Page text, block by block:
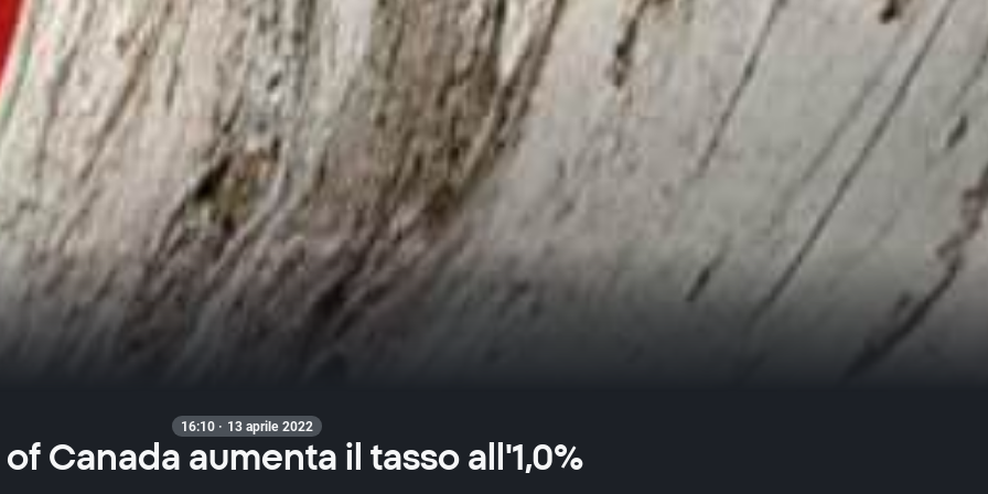
16:10 · 13 aprile 2022
Canada aumenta il tasso all'1,0%